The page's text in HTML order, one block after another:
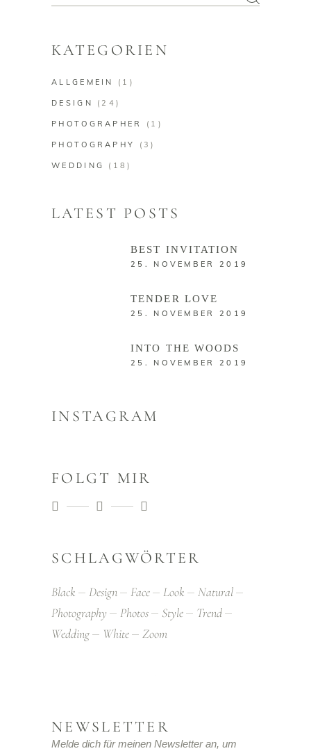
KATEGORIEN
ALLGEMEIN (1)
DESIGN (24)
PHOTOGRAPHER (1)
PHOTOGRAPHY (3)
WEDDING (18)
LATEST POSTS
BEST INVITATION
25. NOVEMBER 2019
TENDER LOVE
25. NOVEMBER 2019
INTO THE WOODS
25. NOVEMBER 2019
INSTAGRAM
FOLGT MIR
SCHLAGWÖRTER
Black Design Face Look
Natural
Photography
Photos Style
Trend
Wedding
White Zoom
NEWSLETTER
Melde dich für meinen Newsletter an, um